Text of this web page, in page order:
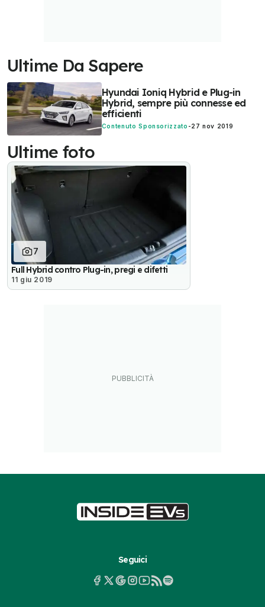
Ultime Da Sapere
Hyundai Ioniq Hybrid e Plug-in
Hybrid, sempre più connesse ed
efficienti
Contenuto Sponsorizzato -27 nov 2019
Ultime foto
7
Full Hybrid contro Plug-in, pregi e difetti
11 giu 2019
Seguici